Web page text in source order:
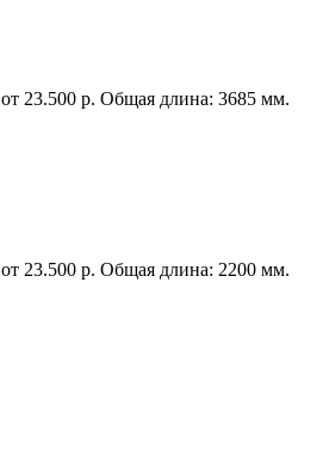
от 23.500 р. Общая длина: 3685 мм.
от 23.500 р. Общая длина: 2200 мм.